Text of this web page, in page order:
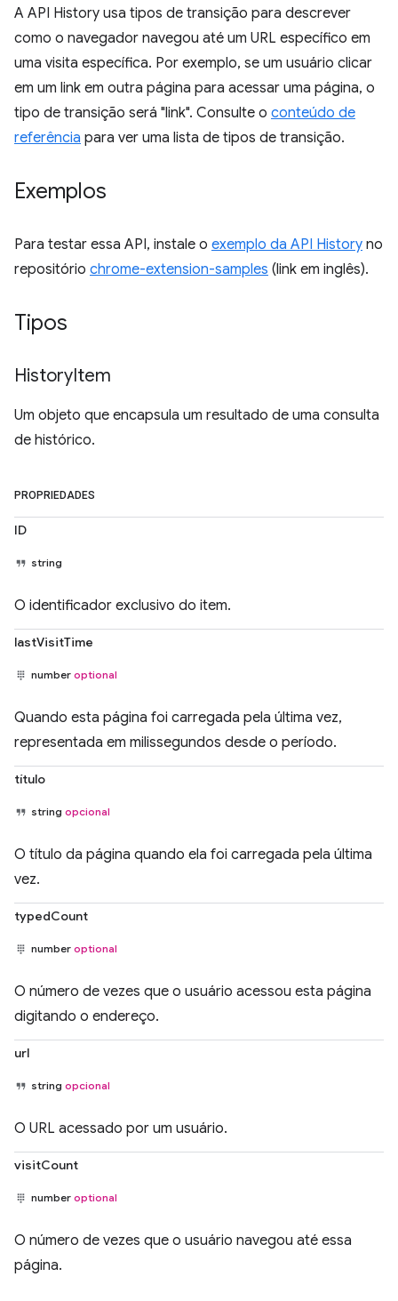
A API History usa tipos de transição para descrever
como o navegador navegou até um URL específico em
uma visita específica. Por exemplo, se um usuário clicar
em um link em outra página para acessar uma página, o
tipo de transição será "link". Consulte o conteúdo de
referência para ver uma lista de tipos de transição.
Exemplos
Para testar essa API, instale o exemplo da API History no
repositório chrome-extension-samples (link em inglês).
Tipos
HistoryItem
Um objeto que encapsula um resultado de uma consulta
de histórico.
PROPRIEDADES
ID
string
O identificador exclusivo do item.
lastVisitTime
number optional
Quando esta página foi carregada pela última vez,
representada em milissegundos desde o período.
título
string opcional
O título da página quando ela foi carregada pela última
vez.
typedCount
number optional
O número de vezes que o usuário acessou esta página
digitando o endereço.
url
string opcional
O URL acessado por um usuário.
visitCount
number optional
O número de vezes que o usuário navegou até essa
página.